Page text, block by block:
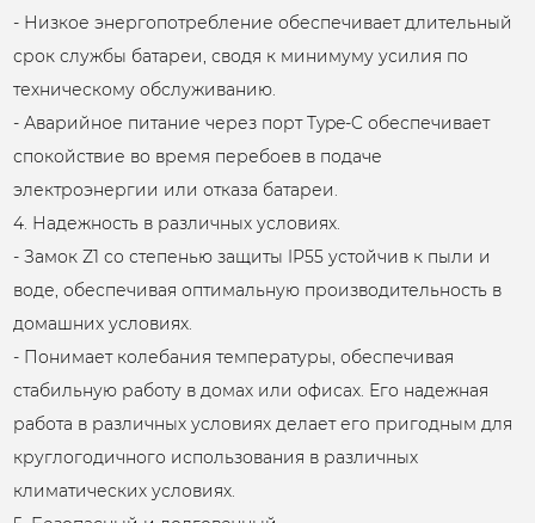
- Низкое энергопотребление обеспечивает длительный
срок службы батареи, сводя к минимуму усилия по
техническому обслуживанию.
- Аварийное питание через порт Type-C обеспечивает
спокойствие во время перебоев в подаче
электроэнергии или отказа батареи.
4. Надежность в различных условиях.
- Замок Z1 со степенью защиты IP55 устойчив к пыли и
воде, обеспечивая оптимальную производительность в
домашних условиях.
- Понимает колебания температуры, обеспечивая
стабильную работу в домах или офисах. Его надежная
работа в различных условиях делает его пригодным для
круглогодичного использования в различных
климатических условиях.